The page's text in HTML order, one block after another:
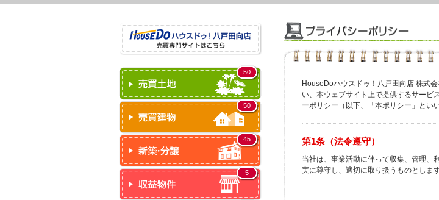
50
50
45
5
HouseDoハウスドゥ！八戸田向店 株式
い、本ウェブサイト上で提供するサービ
ーポリシー（以下、「本ポリシー」とい
第1条（法令遵守）
当社は、事業活動に伴って収集、管理、
実に尊守し、適切に取り扱うものとします